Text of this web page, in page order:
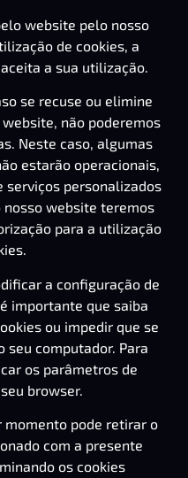
website pelo nosso
de cookies, a
a sua utilização.
se recuse ou elimine
não poderemos
Neste caso, algumas
estarão operacionais,
serviços personalizados
nosso website teremos
para a utilização
a configuração de
importante que saiba
ou impedir que se
seu computador. Para
os parâmetros de
browser.
momento pode retirar o
com a presente
os cookies